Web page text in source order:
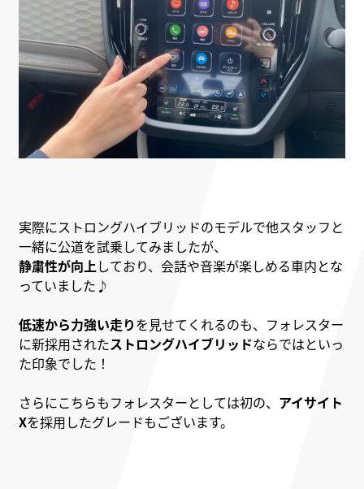
実際にストロングハイブリッドのモデルで他スタッフと
一緒に公道を試乗してみましたが、
静粛性が向上しており、会話や音楽が楽しめる車内とな
っていました♪
低速から力強い走りを見せてくれるのも、フォレスター
に新採用されたストロングハイブリッドならではといっ
た印象でした！
さらにこちらもフォレスターとしては初の、 アイサイト
Xを採用したグレードもございます。